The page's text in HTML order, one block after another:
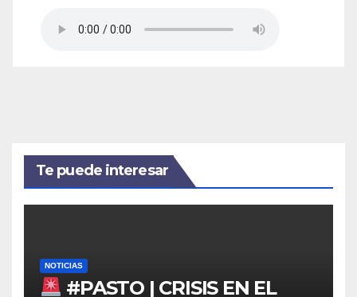
Te puede interesar
NOTICIAS
#PASTO | CRISIS EN EL